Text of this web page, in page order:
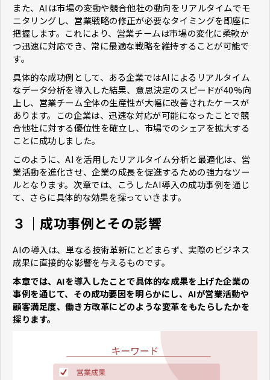
また、AIは市場の変動や競合他社の動向をリアルタイムでモ
ニタリングし、営業戦略の修正が必要なタイミングを即座に
把握します。これにより、営業チームは市場の変化に柔軟か
つ迅速に対応でき、常に最適な戦略を維持することが可能で
す。
具体的な成功例として、ある企業ではAIによるリアルタイム
なデータ分析を導入した結果、意思決定のスピードが40%向
上し、営業チーム全体の生産性が大幅に改善されたケースが
あります。この企業は、迅速な対応が可能になったことで競
合他社に対する優位性を確立し、市場でのシェアを拡大する
ことに成功しました。
このように、AIを活用したリアルタイム分析と最適化は、営
業活動を進化させ、企業の成長を促進するための強力なツー
ルとなります。次章では、こうしたAI導入の成功事例を通じ
て、さらに具体的な効果を探っていきます。
３｜成功事例とその影響
AIの導入は、単なる技術革新にとどまらず、実際のビジネス
成果に直接的な影響を与えるものです。
本章では、AIを導入したことで具体的な成果を上げた企業の
事例を通じて、その成功要因を明らかにし、AIが営業活動や
顧客満足度、働き方改革にどのような変革をもたらしたかを
探ります。